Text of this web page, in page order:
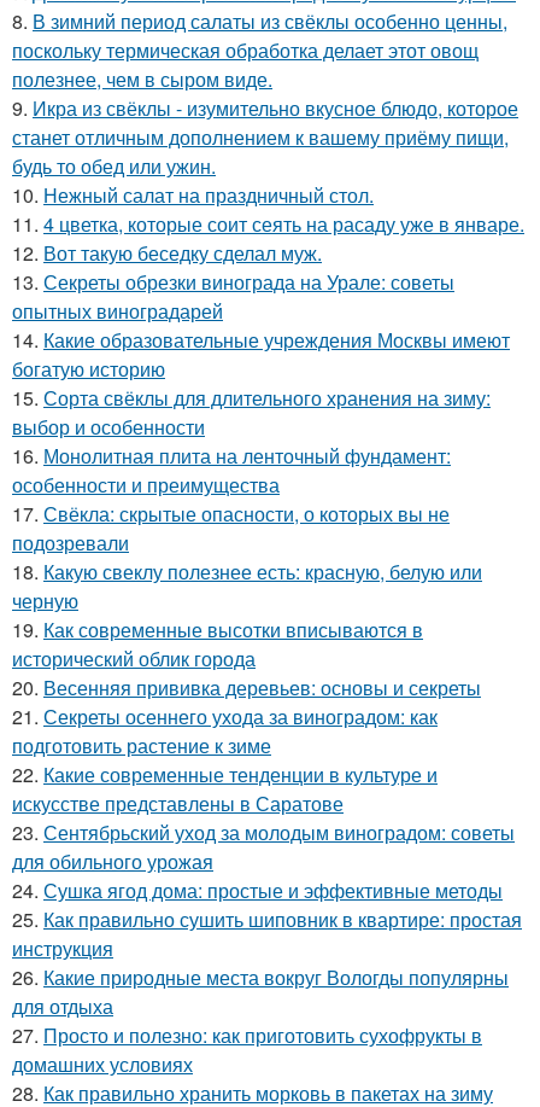
8. В зимний период салаты из свёклы особенно ценны,
поскольку термическая обработка делает этот овощ
полезнее, чем в сыром виде.
9. Икра из свёклы - изумительно вкусное блюдо, которое
станет отличным дополнением к вашему приёму пищи,
будь то обед или ужин.
10. Нежный салат на праздничный стол.
11. 4 цветка, которые соит сеять на расаду уже в январе.
12. Вот такую беседку сделал муж.
13. Секреты обрезки винограда на Урале: советы
опытных виноградарей
14. Какие образовательные учреждения Москвы имеют
богатую историю
15. Сорта свёклы для длительного хранения на зиму:
выбор и особенности
16. Монолитная плита на ленточный фундамент:
особенности и преимущества
17. Свёкла: скрытые опасности, о которых вы не
подозревали
18. Какую свеклу полезнее есть: красную, белую или
черную
19. Как современные высотки вписываются в
исторический облик города
20. Весенняя прививка деревьев: основы и секреты
21. Секреты осеннего ухода за виноградом: как
подготовить растение к зиме
22. Какие современные тенденции в культуре и
искусстве представлены в Саратове
23. Сентябрьский уход за молодым виноградом: советы
для обильного урожая
24. Сушка ягод дома: простые и эффективные методы
25. Как правильно сушить шиповник в квартире: простая
инструкция
26. Какие природные места вокруг Вологды популярны
для отдыха
27. Просто и полезно: как приготовить сухофрукты в
домашних условиях
28. Как правильно хранить морковь в пакетах на зиму